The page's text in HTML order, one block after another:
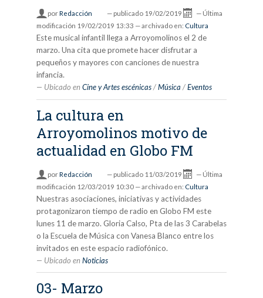
porRedacción — publicado 19/02/2019 — Última
modificación 19/02/2019 13:33 — archivado en: Cultura
Este musical infantil llega a Arroyomolinos el 2 de
marzo. Una cita que promete hacer disfrutar a
pequeños y mayores con canciones de nuestra
infancia.
Ubicado en Cine y Artes escénicas /Música /Eventos
La cultura en
Arroyomolinos motivo de
actualidad en Globo FM
porRedacción — publicado 11/03/2019 — Última
modificación 12/03/2019 10:30 — archivado en: Cultura
Nuestras asociaciones, iniciativas y actividades
protagonizaron tiempo de radio en Globo FM este
lunes 11 de marzo. Gloria Calso, Pta de las 3 Carabelas
o la Escuela de Música con Vanesa Blanco entre los
invitados en este espacio radiofónico.
Ubicado en Noticias
03- Marzo